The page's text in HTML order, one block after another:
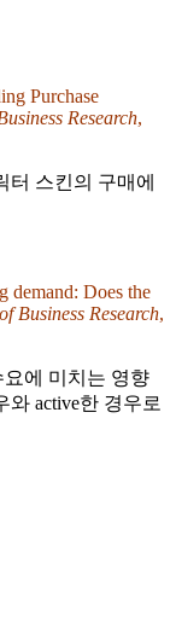
Purchase
Research,
터 스킨의 구매에
demand: Does the
Business Research,
요에 미치는 영향
와 active한 경우로